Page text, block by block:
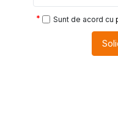
Sunt de acord cu